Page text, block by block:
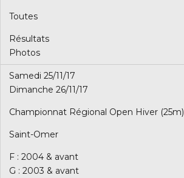
Toutes
Résultats
Photos
Samedi 25/11/17
Dimanche 26/11/17
Championnat Régional Open Hiver (25m)
Saint-Omer
F : 2004 & avant
G : 2003 & avant